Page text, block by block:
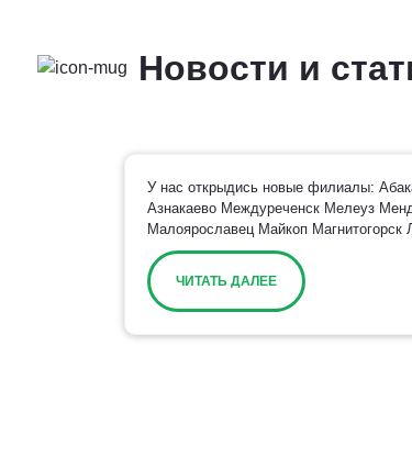
Новости и
У нас открыдись новые филиалы:
Азнакаево Междуреченск Мелеуз
Малоярославец Майкоп
ЧИТАТЬ ДАЛЕЕ